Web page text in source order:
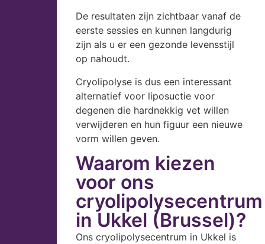
De resultaten zijn zichtbaar vanaf de
eerste sessies en kunnen langdurig
zijn als u er een gezonde levensstijl
op nahoudt.
Cryolipolyse is dus een interessant
alternatief voor liposuctie voor
degenen die hardnekkig vet willen
verwijderen en hun figuur een nieuwe
vorm willen geven.
Waarom kiezen
voor ons
cryolipolysecentrum
in Ukkel (Brussel)?
Ons cryolipolysecentrum in Ukkel is